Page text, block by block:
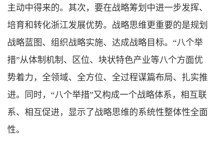
主动中得来的。其次，要在战略筹划中进一步发挥、
培育和转化浙江发展优势。战略思维更重要的是规划
战略蓝图、组织战略实施、达成战略目标。“八个举
措”从体制机制、区位、块状特色产业等八个方面优
势着力，全领域、全方位、全过程谋篇布局、扎实推
进。同时，“八个举措”又构成一个战略体系，相互联
系、相互促进，显示了战略思维的系统性整体性全面
性。